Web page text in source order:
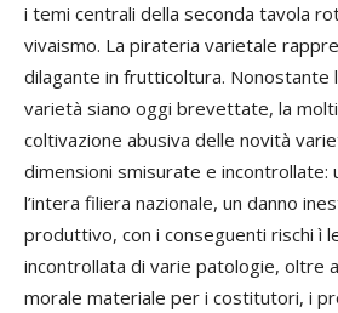
i temi centrali della seconda tavola
vivaismo. La pirateria varietale
dilagante in frutticoltura. Nonostante
varietà siano oggi brevettate, la
coltivazione abusiva delle novità
dimensioni smisurate e incontrollate:
l’intera filiera nazionale, un danno
produttivo, con i conseguenti rischi ì
incontrollata di varie patologie, oltre
morale materiale per i costitutori, i